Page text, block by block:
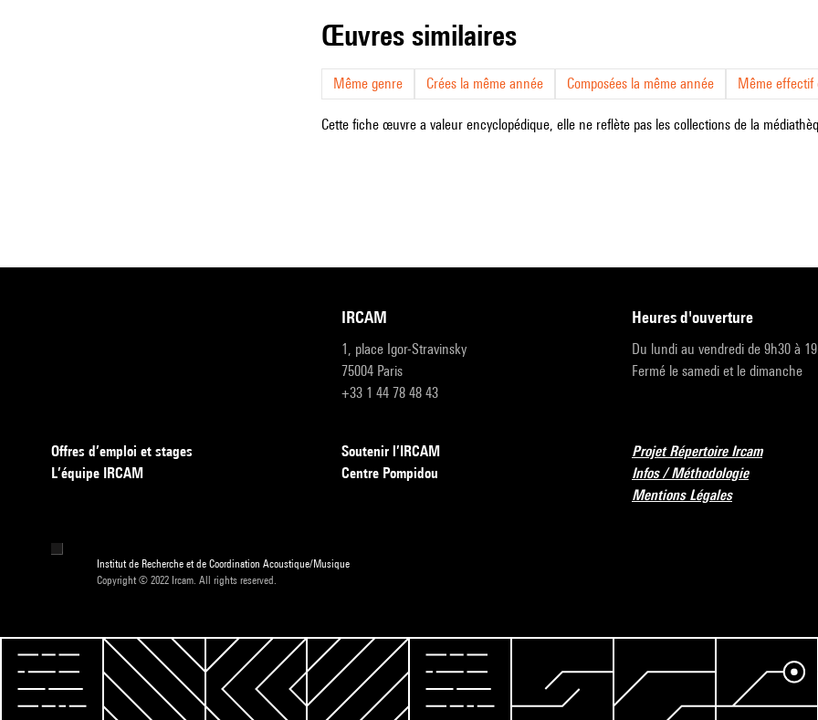
œuvres similaires
Même genre Crées la même année Composées la même année Même effectif
Cette fiche œuvre a valeur encyclopédique, elle ne reflète pas les collections de la
IRCAM
1, place Igor-Stravinsky
75004 Paris
+33 1 44 78 48 43
heures d'ouverture
Du lundi au vendredi de 9h30 à
Fermé le samedi et le dimanche
Offres d’emploi et stages
L’équipe IRCAM
Soutenir l’IRCAM
Centre Pompidou
Projet Répertoire Ircam
Infos / Méthodologie
Mentions Légales
Institut de Recherche et de Coordination Acoustique/Musique
Copyright © 2022 Ircam. All rights reserved.